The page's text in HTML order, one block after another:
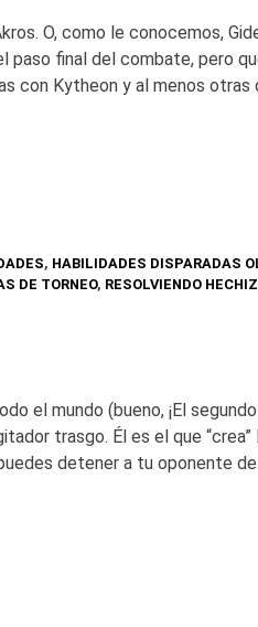
O, como le conocemos,
paso final del combate, pero
con Kytheon y al menos otras
, HABILIDADES DISPARADAS
DE TORNEO, RESOLVIENDO
el mundo (bueno, ¡El
trasgo. Él es el que “crea”
detener a tu oponente de